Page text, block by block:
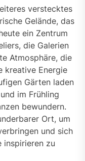
verstecktes
Gelände, das
ein Zentrum
die Galerien
Atmosphäre, die
kreative Energie
Gärten laden
im Frühling
bewundern.
Ort, um
und sich
inspirieren zu